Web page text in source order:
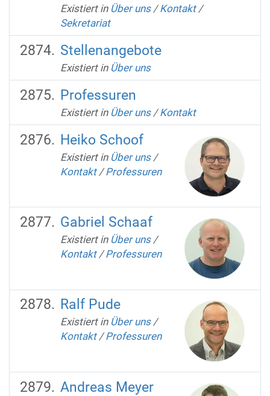
Existiert in Über uns /Kontakt /
Sekretariat
Stellenangebote
Existiert in Über uns
Professuren
Existiert in Über uns /Kontakt
Heiko Schoof
Existiert in Über uns /
Kontakt /Professuren
Gabriel Schaaf
Existiert in Über uns /
Kontakt /Professuren
Ralf Pude
Existiert in Über uns /
Kontakt /Professuren
Andreas Meyer